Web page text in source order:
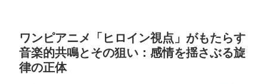
てこれから」 NEW!
【あんこ】バーニィは第
8/3まで
【地獄のような聴聞会】
ワンピアニメ「ヒロイン視点」がもたらす
音楽的共鳴とその狙い：感情を揺さぶる旋
律の正体